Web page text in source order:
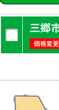
三郷